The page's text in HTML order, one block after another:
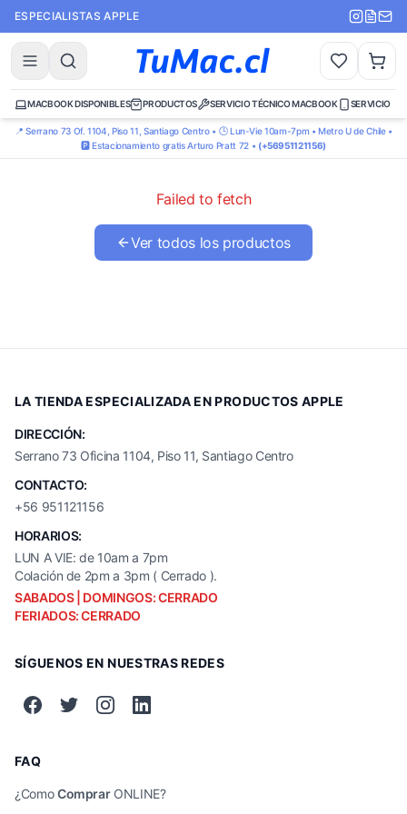
ESPECIALISTAS APPLE
MACBOOK DISPONIBLES PRODUCTOS SERVICIO TÉCNICO MACBOOK SERVICIO
📍 Serrano 73 Of. 1104, Piso 11, Santiago Centro • 🕒 Lun-Vie 10am-7pm • Metro U de Chile •
🅿️ Estacionamiento gratis Arturo Pratt 72 • (+56951121156)
Failed to fetch
Ver todos los productos
LA TIENDA ESPECIALIZADA EN PRODUCTOS APPLE
DIRECCIÓN:
Serrano 73 Oficina 1104, Piso 11, Santiago Centro
CONTACTO:
+56 951121156
HORARIOS:
LUN A VIE: de 10am a 7pm
Colación de 2pm a 3pm ( Cerrado ).
SABADOS | DOMINGOS: CERRADO
FERIADOS: CERRADO
SÍGUENOS EN NUESTRAS REDES
FAQ
¿ComoComprarONLINE?